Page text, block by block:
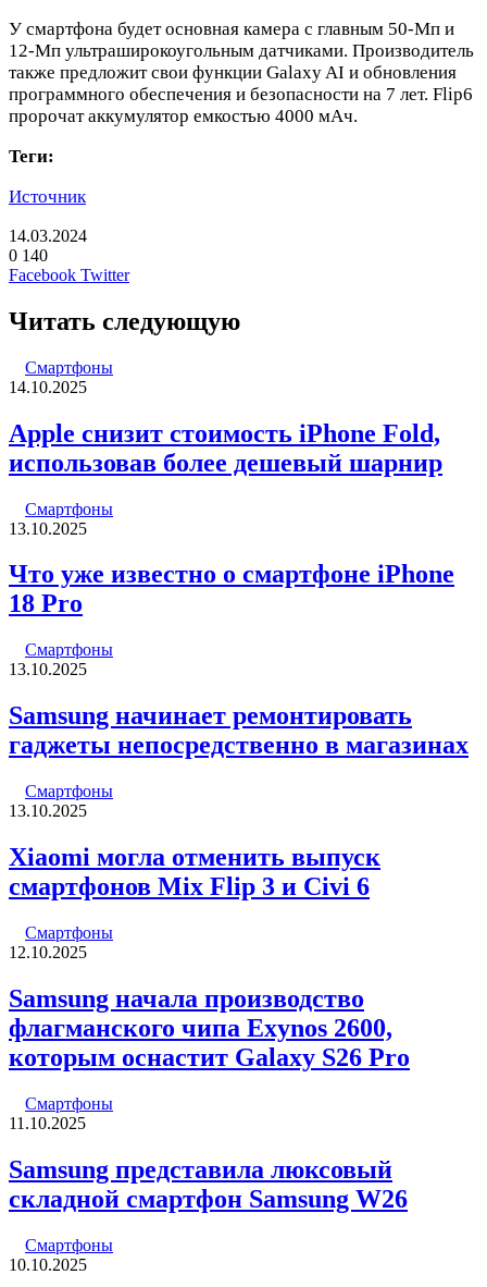
У смартфона будет основная камера с главным 50-Мп и
12-Мп ультраширокоугольным датчиками. Производитель
также предложит свои функции Galaxy AI и обновления
программного обеспечения и безопасности на 7 лет. Flip6
пророчат аккумулятор емкостью 4000 мАч.
Теги:
Источник
14.03.2024
0 140
Facebook TwitterLinkedIn
Pinterest
Вконтакте
Одноклассники
Skype
WhatsApp
Telegram
Viber
Читать следующую
Смартфоны
14.10.2025
Apple снизит стоимость iPhone Fold,
использовав более дешевый шарнир
Смартфоны
13.10.2025
Что уже известно о смартфоне iPhone
18 Pro
Смартфоны
13.10.2025
Samsung начинает ремонтировать
гаджеты непосредственно в магазинах
Смартфоны
13.10.2025
Xiaomi могла отменить выпуск
смартфонов Mix Flip 3 и Civi 6
Смартфоны
12.10.2025
Samsung начала производство
флагманского чипа Exynos 2600,
которым оснастит Galaxy S26 Pro
Смартфоны
11.10.2025
Samsung представила люксовый
складной смартфон Samsung W26
Смартфоны
10.10.2025